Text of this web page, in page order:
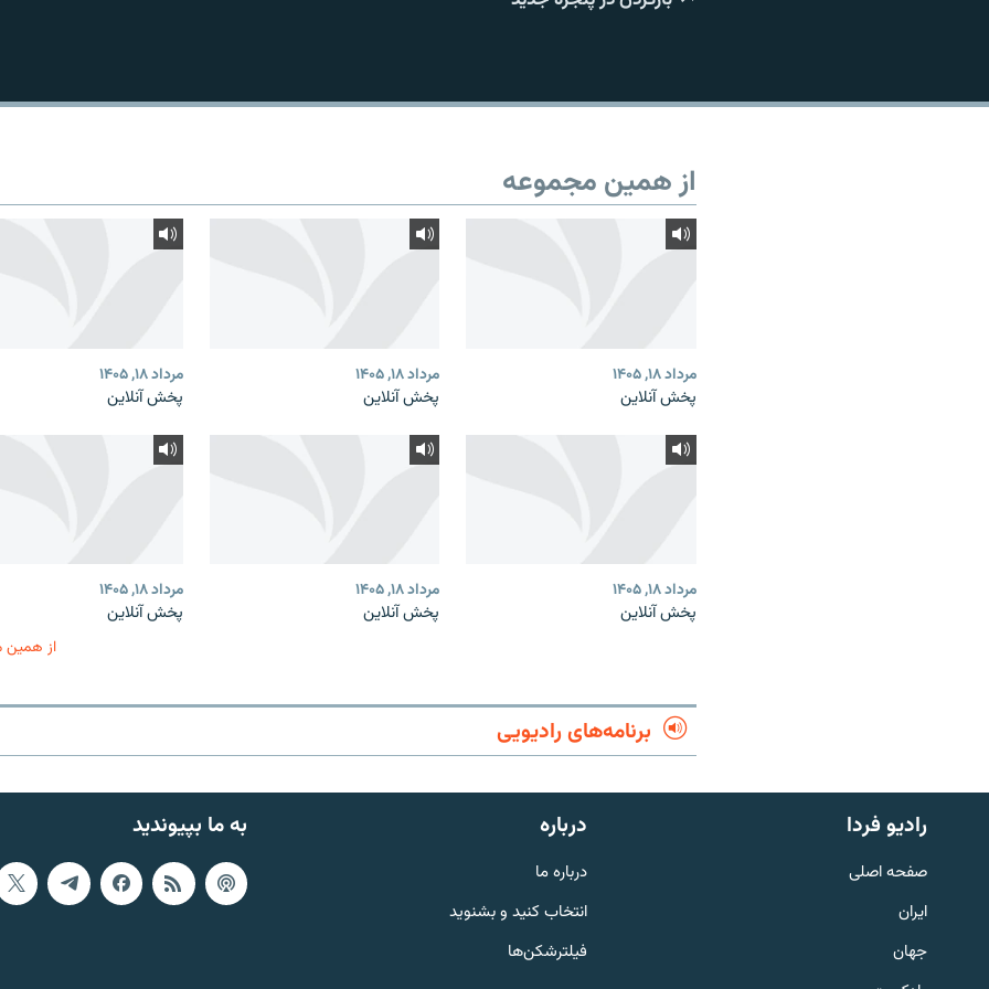
English
به ما بپیوندید
از همین مجموعه
مرداد ۱۸, ۱۴۰۵
پخش آنلاین
مرداد ۱۸, ۱۴۰۵
پخش آنلاین
مرداد ۱۸, ۱۴۰۵
پخش آنلاین
مرداد ۱۸, ۱۴۰۵
پخش آنلاین
مرداد ۱۸, ۱۴۰۵
پخش آنلاین
مرداد ۱۸, ۱۴۰۵
پخش آنلاین
از همین
برنامه‌های رادیویی
به ما بپیوندید رادیو فردا
صفحه اصلی
ایران
جهان
درباره
درباره ما
انتخاب کنید و بشنوید
فیلترشکن‌ها